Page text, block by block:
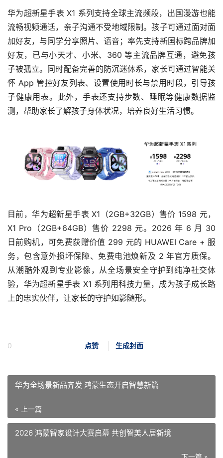
华为超新星手表 X1 系列支持全球主流频段，出国漫游也能
流畅视频通话，亲子沟通不受地域限制。孩子可通过面对面
加好友，与同学分享照片、语音；率先支持新国标跨品牌加
好友，已与小天才、小米、360 等主流品牌互通，避免孩
子被孤立。同时配备完善的防沉迷体系，家长可通过智能关
怀 App 管控好友列表、设置使用时长与禁用时段，引导孩
子健康用表。此外，手表还支持步数、睡眠等健康数据监
测，帮助家长了解孩子身体状况，培养良好生活习惯。
目前，华为超新星手表 X1（2GB+32GB）售价 1598 元，
X1 Pro（2GB+64GB）售价 2298 元。2026 年 6 月 30
日前购机，可免费获赠价值 299 元的 HUAWEI Care + 服
务，包含意外损坏保障、免费电池焕新及 2 年官方质保。
从潮酷外观到专业影像，从全场景安全守护到纯净社交体
验，华为超新星手表 X1 系列用科技力量，成为孩子成长路
上的忠实伙伴，让家长的守护如影随形。
点赞 生成封面
0
华为全场景新品齐发 鸿蒙生态开启智慧新篇
« 上一篇
2026 鸿蒙智家设计大赛启幕 共创智美人居新境